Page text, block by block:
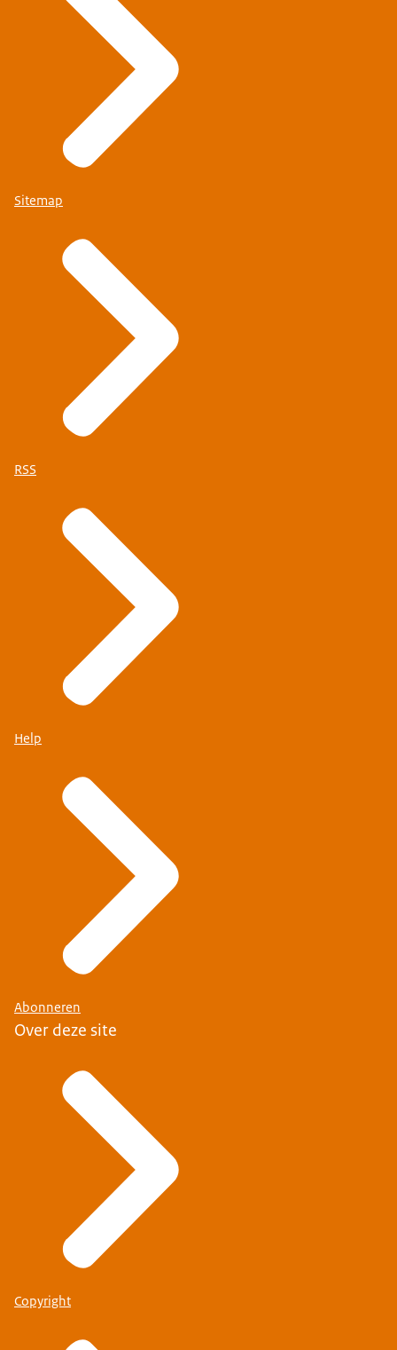
Sitemap
RSS
Help
Abonneren
Over deze site
Copyright